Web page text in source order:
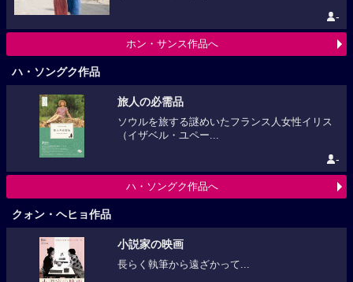
-
ホン・サンス作品へ
ハ・ソングク作品
旅人の必需品
ソウルを旅する謎めいたフランス人女性イリス
（イザベル・ユペー...
-
ハ・ソングク作品へ
クォン・ヘヒョ作品
小説家の映画
長らく執筆から遠ざかって...